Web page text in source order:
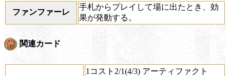
ファンファーレ
手札からプレイして場に出たとき、効
果が発動する。
関連カード
1コスト2/1(4/3) アーティファクト